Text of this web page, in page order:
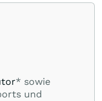
* sowie
und